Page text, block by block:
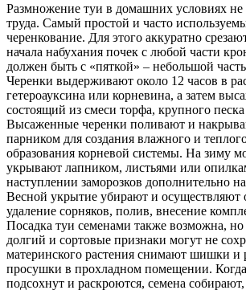
Размножение туи в домашних условиях не
труда. Самый простой и часто
черенкование. Для этого аккуратно
начала набухания почек с любой части
должен быть с «пяткой» – небольшой
Черенки выдерживают около 12 часов в
гетероауксина или корневина, а затем
состоящий из смеси торфа, крупного
Высаженные черенки поливают и
парником для создания влажного и
образования корневой системы. На зиму
укрывают лапником, листьями или
наступлении заморозков дополнительно
Весной укрытие убирают и
удаление сорняков, полив, внесение
Посадка туи семенами также возможна, но
долгий и сортовые признаки могут не
материнского растения снимают шишки и
просушки в прохладном помещении.
подсохнут и раскроются, семена